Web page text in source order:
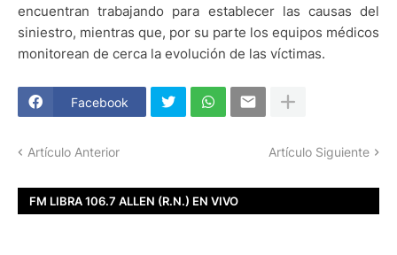
encuentran trabajando para establecer las causas del
siniestro, mientras que, por su parte los equipos médicos
monitorean de cerca la evolución de las víctimas.
Facebook
Artículo Anterior Artículo Siguiente
FM LIBRA 106.7 ALLEN (R.N.) EN VIVO